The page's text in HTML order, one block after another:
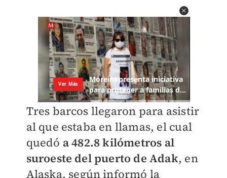
Tres barcos llegaron para asistir
al que estaba en llamas, el cual
quedó a 482.8 kilómetros al
suroeste del puerto de Adak, en
Alaska, según informó la